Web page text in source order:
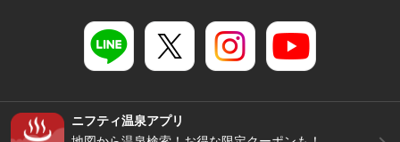
ニフティ温泉アプリ